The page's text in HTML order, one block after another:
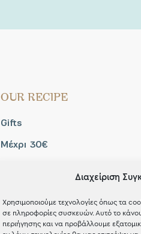
Διαχείριση
Χρησιμοποιούμε τεχνολογίες όπως τα
σε πληροφορίες συσκευών. Αυτό το
περιήγησης και να προβάλλουμε
OUR RECIPE
Gifts
Μέχρι 30€